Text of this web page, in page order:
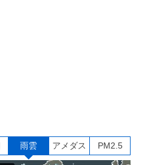
雨雲 アメダス PM2.5